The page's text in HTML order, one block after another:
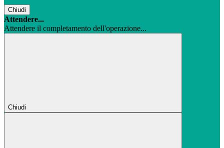
Chiudi
Attendere...
Attendere il completamento dell'operazione...
Chiudi